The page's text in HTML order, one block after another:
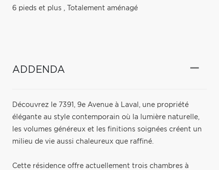
6 pieds et plus , Totalement aménagé
ADDENDA
Découvrez le 7391, 9e Avenue à Laval, une propriété
élégante au style contemporain où la lumière naturelle,
les volumes généreux et les finitions soignées créent un
milieu de vie aussi chaleureux que raffiné.
Cette résidence offre actuellement trois chambres à